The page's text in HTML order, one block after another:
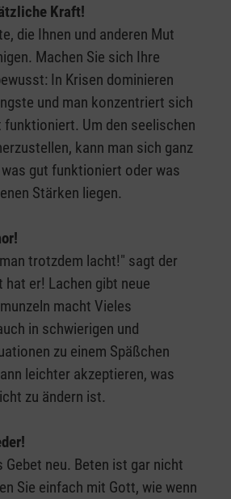
Kraft!
die Ihnen und anderen Mut
Machen Sie sich Ihre
In Krisen dominieren
und man konzentriert sich
funktioniert. Um den seelischen
kann man sich ganz
gut funktioniert oder was
Stärken liegen.
trotzdem lacht!" sagt der
er! Lachen gibt neue
macht Vieles
in schwierigen und
zu einem Späßchen
leichter akzeptieren, was
zu ändern ist.
Gebet neu. Beten ist gar nicht
Sie einfach mit Gott, wie wenn